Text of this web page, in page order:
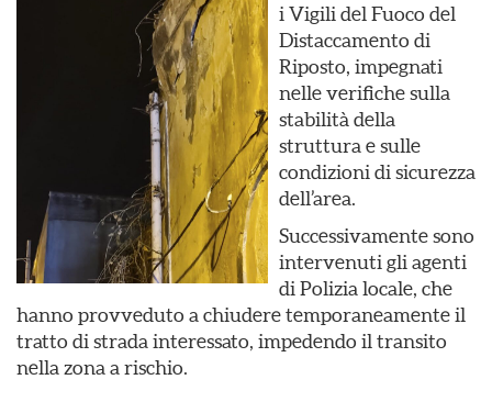
i Vigili del Fuoco del
Distaccamento di
Riposto, impegnati
nelle verifiche sulla
stabilità della
struttura e sulle
condizioni di sicurezza
dell’area.
Successivamente sono
intervenuti gli agenti
di Polizia locale, che
hanno provveduto a chiudere temporaneamente il
tratto di strada interessato, impedendo il transito
nella zona a rischio.